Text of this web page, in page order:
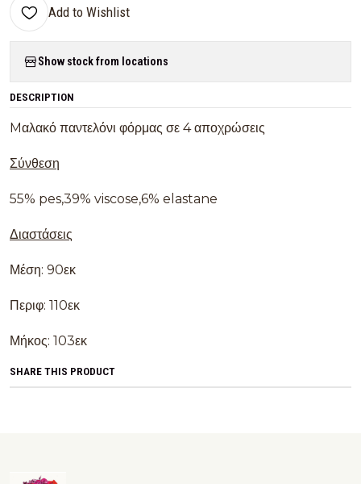
Add to Wishlist
Show stock from locations
DESCRIPTION
Mαλακό παντελόνι φόρμας σε 4 αποχρώσεις
Σύνθεση
55% pes,39% viscose,6% elastane
Διαστάσεις
Μέση: 90εκ
Περιφ: 110εκ
Μήκος: 103εκ
SHARE THIS PRODUCT